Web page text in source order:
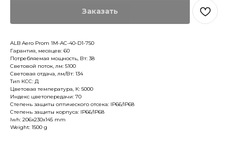
Заказать
ALB Aero Prom 1M-AC-40-D1-750
Гарантия, месяцев: 60
Потребляемая мощность, Вт: 38
Световой поток, лм: 5100
Световая отдача, лм/Вт: 134
Тип КСС: Д
Цветовая температура, К: 5000
Индекс цветопередачи: 70
Степень защиты оптического отсека: IP66/IP68
Степень защиты корпуса: IP66/IP68
lwh: 206x230x145 mm
Weight: 1500 g